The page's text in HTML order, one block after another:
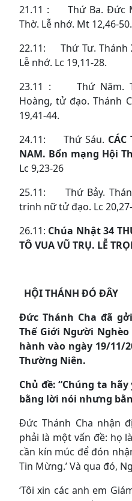
21.11 : Thứ Ba. Đức
Thờ. Lễ nhớ. Mt 12,46-50.
22.11: Thứ Tư. Thánh
Lễ nhớ. Lc 19,11-28.
23.11 : Thứ Năm.
Hoàng, tử đạo. Thánh
19,41-44.
24.11: Thứ Sáu.
NAM. Bổn mạng Hội
Lc 9,23-26
25.11: Thứ Bảy.
trinh nữ tử đạo. Lc
26.11: Chúa Nhật 34
TÔ VUA VŨ TRỤ. LỄ
HỘI THÁNH ĐÓ ĐÂY
Đức Thánh Cha đã
Thế Giới Người
hành vào ngày 19/11/
Thường Niên.
Chủ đề: “Chúng ta
bằng lời nói nhưng
Đức Thánh Cha nhận
phải là một vấn đề: họ
cần kín múc để đón
Tin Mừng.’ Và qua đó,
‘Tôi xin các anh em